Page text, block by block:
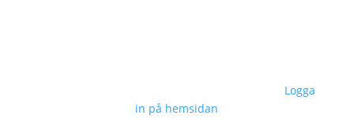
Logga
in på hemsidan